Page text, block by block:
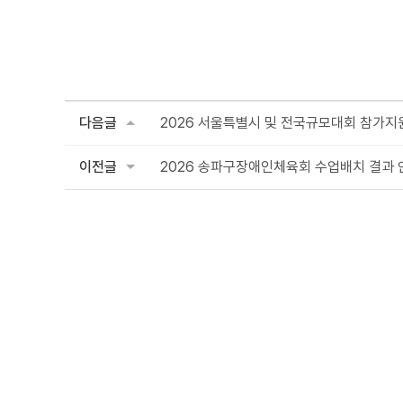
다음글 2026 서울특별시 및 전국규모대회 참가지
이전글 2026 송파구장애인체육회 수업배치 결과